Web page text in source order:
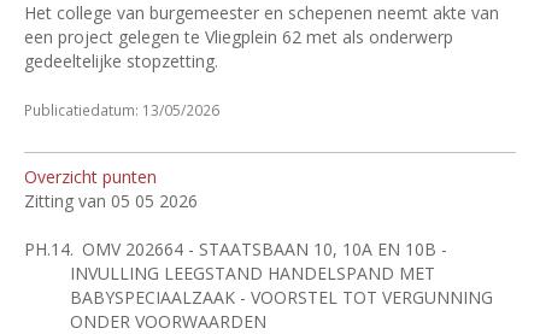
Het college van burgemeester en schepenen neemt akte van
een project gelegen te Vliegplein 62 met als onderwerp
gedeeltelijke stopzetting.
Publicatiedatum: 13/05/2026
Overzicht punten
Zitting van 05 05 2026
PH.14. OMV 202664 - STAATSBAAN 10, 10A EN 10B -
INVULLING LEEGSTAND HANDELSPAND MET
BABYSPECIAALZAAK - VOORSTEL TOT VERGUNNING
ONDER VOORWAARDEN